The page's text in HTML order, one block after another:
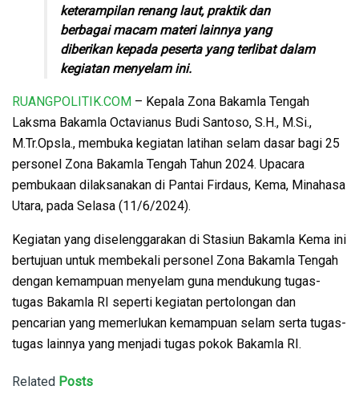
keterampilan renang laut, praktik dan
berbagai macam materi lainnya yang
diberikan kepada peserta yang terlibat dalam
kegiatan menyelam ini.
RUANGPOLITIK.COM – Kepala Zona Bakamla Tengah
Laksma Bakamla Octavianus Budi Santoso, S.H., M.Si.,
M.Tr.Opsla., membuka kegiatan latihan selam dasar bagi 25
personel Zona Bakamla Tengah Tahun 2024. Upacara
pembukaan dilaksanakan di Pantai Firdaus, Kema, Minahasa
Utara, pada Selasa (11/6/2024).
Kegiatan yang diselenggarakan di Stasiun Bakamla Kema ini
bertujuan untuk membekali personel Zona Bakamla Tengah
dengan kemampuan menyelam guna mendukung tugas-
tugas Bakamla RI seperti kegiatan pertolongan dan
pencarian yang memerlukan kemampuan selam serta tugas-
tugas lainnya yang menjadi tugas pokok Bakamla RI.
Related Posts